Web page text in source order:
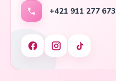
+421 911 277 673